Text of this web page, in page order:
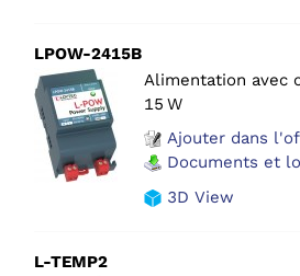
LPOW-2415B
Alimentation avec
15 W
Ajouter dans
Documents et
3D View
L-TEMP2